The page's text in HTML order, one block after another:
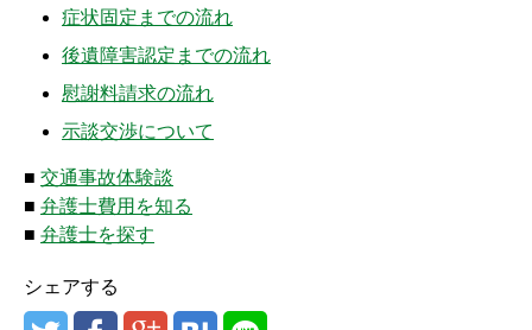
症状固定までの流れ
後遺障害認定までの流れ
慰謝料請求の流れ
示談交渉について
■ 交通事故体験談
■ 弁護士費用を知る
■ 弁護士を探す
シェアする